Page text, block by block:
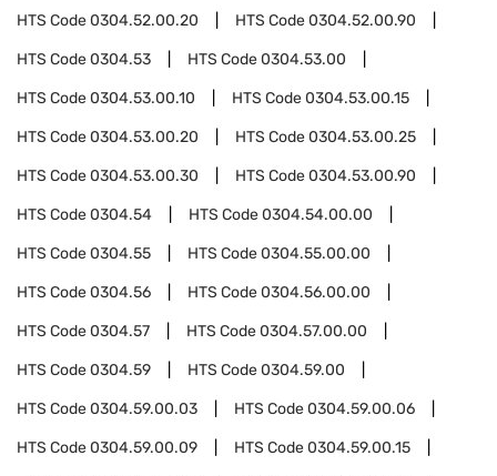
HTS Code0304.52.00.20 HTS Code0304.52.00.90
HTS Code0304.53 HTS Code0304.53.00
HTS Code0304.53.00.10 HTS Code0304.53.00.15
HTS Code0304.53.00.20 HTS Code0304.53.00.25
HTS Code0304.53.00.30 HTS Code0304.53.00.90
HTS Code0304.54 HTS Code0304.54.00.00
HTS Code0304.55 HTS Code0304.55.00.00
HTS Code0304.56 HTS Code0304.56.00.00
HTS Code0304.57 HTS Code0304.57.00.00
HTS Code0304.59 HTS Code0304.59.00
HTS Code0304.59.00.03 HTS Code0304.59.00.06
HTS Code0304.59.00.09 HTS Code0304.59.00.15